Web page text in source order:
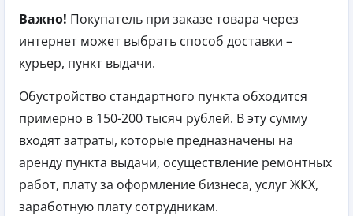
Важно! Покупатель при заказе товара через
интернет может выбрать способ доставки –
курьер, пункт выдачи.
Обустройство стандартного пункта обходится
примерно в 150-200 тысяч рублей. В эту сумму
входят затраты, которые предназначены на
аренду пункта выдачи, осуществление ремонтных
работ, плату за оформление бизнеса, услуг ЖКХ,
заработную плату сотрудникам.